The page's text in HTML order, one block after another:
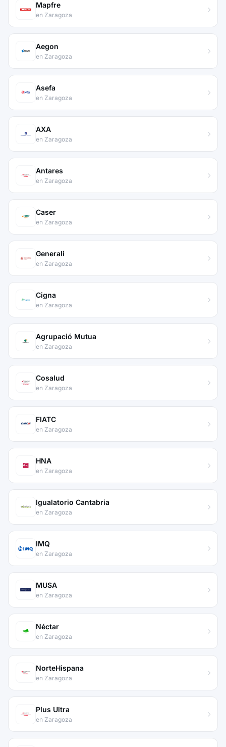
Mapfre
en Zaragoza
Aegon
en Zaragoza
Asefa
en Zaragoza
AXA
en Zaragoza
Antares
en Zaragoza
Caser
en Zaragoza
Generali
en Zaragoza
Cigna
en Zaragoza
Agrupació Mutua
en Zaragoza
Cosalud
en Zaragoza
FIATC
en Zaragoza
HNA
en Zaragoza
Igualatorio Cantabria
en Zaragoza
IMQ
en Zaragoza
MUSA
en Zaragoza
Néctar
en Zaragoza
NorteHispana
en Zaragoza
Plus Ultra
en Zaragoza